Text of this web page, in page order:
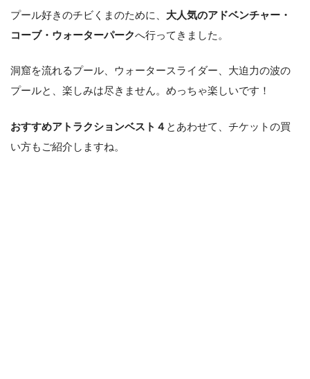
プール好きのチビくまのために、 大人気のアドベンチャー・
コーブ・ウォーターパークへ行ってきました。
洞窟を流れるプール、ウォータースライダー、大迫力の波の
プールと、楽しみは尽きません。めっちゃ楽しいです！
おすすめアトラクションベスト４ とあわせて、チケットの買
い方もご紹介しますね。